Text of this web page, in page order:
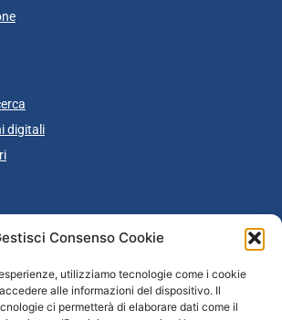
Consenso Cookie
utilizziamo tecnologie come i cookie
alle informazioni del dispositivo. Il
ci permetterà di elaborare dati come il
digitali